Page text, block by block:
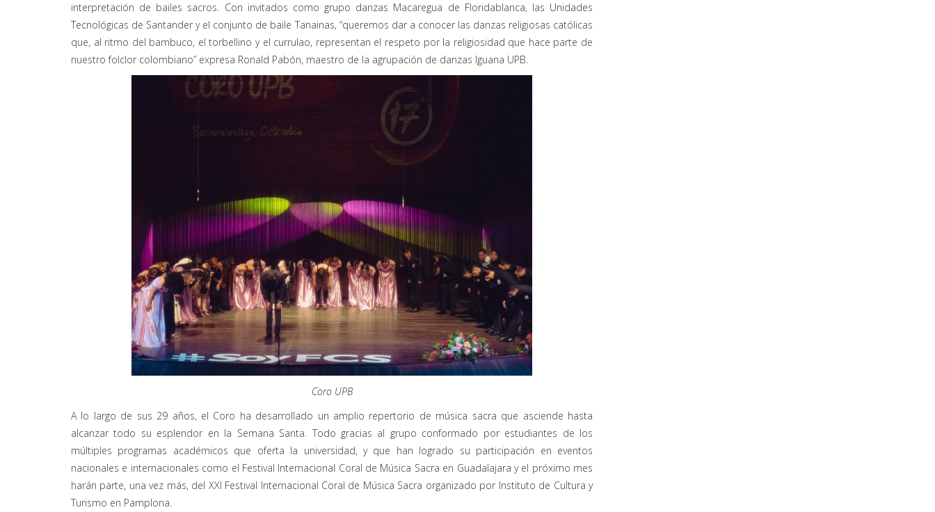
interpretación de bailes sacros. Con invitados como grupo danzas Macaregua de Floridablanca, las Unidades
Tecnológicas de Santander y el conjunto de baile Tanainas, “queremos dar a conocer las danzas religiosas católicas
que, al ritmo del bambuco, el torbellino y el currulao, representan el respeto por la religiosidad que hace parte de
nuestro folclor colombiano” expresa Ronald Pabón, maestro de la agrupación de danzas Iguana UPB.
Coro UPB
A lo largo de sus 29 años, el Coro ha desarrollado un amplio repertorio de música sacra que asciende hasta
alcanzar todo su esplendor en la Semana Santa. Todo gracias al grupo conformado por estudiantes de los
múltiples programas académicos que oferta la universidad, y que han logrado su participación en eventos
nacionales e internacionales como el Festival Internacional Coral de Música Sacra en Guadalajara y el próximo mes
harán parte, una vez más, del XXI Festival Internacional Coral de Música Sacra organizado por Instituto de Cultura y
Turismo en Pamplona.